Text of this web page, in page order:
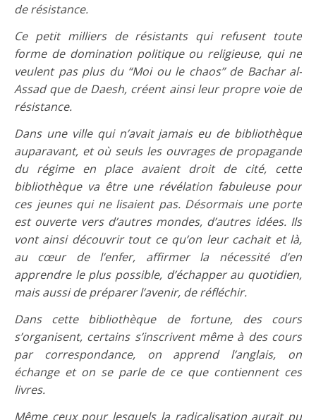
de résistance.
Ce petit milliers de résistants qui refusent toute
forme de domination politique ou religieuse, qui ne
veulent pas plus du “Moi ou le chaos” de Bachar al-
Assad que de Daesh, créent ainsi leur propre voie de
résistance.
Dans une ville qui n’avait jamais eu de bibliothèque
auparavant, et où seuls les ouvrages de propagande
du régime en place avaient droit de cité, cette
bibliothèque va être une révélation fabuleuse pour
ces jeunes qui ne lisaient pas. Désormais une porte
est ouverte vers d’autres mondes, d’autres idées. Ils
vont ainsi découvrir tout ce qu’on leur cachait et là,
au cœur de l’enfer, affirmer la nécessité d’en
apprendre le plus possible, d’échapper au quotidien,
mais aussi de préparer l’avenir, de réfléchir.
Dans cette bibliothèque de fortune, des cours
s’organisent, certains s’inscrivent même à des cours
par correspondance, on apprend l’anglais, on
échange et on se parle de ce que contiennent ces
livres.
Même ceux pour lesquels la radicalisation aurait pu